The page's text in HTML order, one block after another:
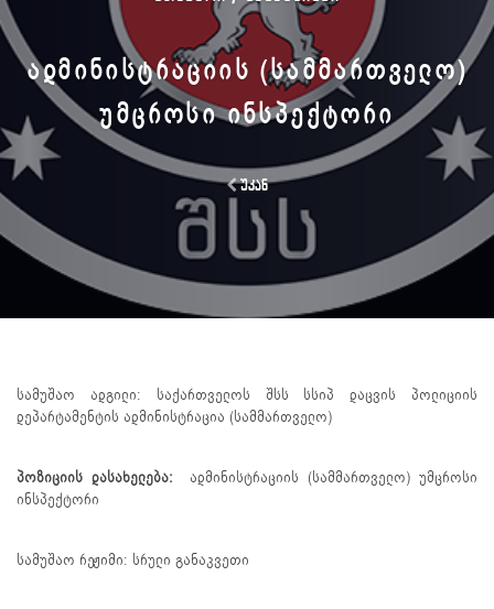
ᲐᲓᲛᲘᲜᲘᲡᲢᲠᲐᲪᲘᲘᲡ (ᲡᲐᲛᲛᲐᲠᲗᲕᲔᲚᲝ)
ᲣᲛᲪᲠᲝᲡᲘ ᲘᲜᲡᲞᲔᲥᲢᲝᲠᲘ
უკან
სამუშაო ადგილი: საქართველოს შსს სსიპ დაცვის პოლიციის
დეპარტამენტის ადმინისტრაცია (სამმართველო)
პოზიციის დასახელება: ადმინისტრაციის (სამმართველო) უმცროსი
ინსპექტორი
სამუშაო რეჟიმი: სრული განაკვეთი